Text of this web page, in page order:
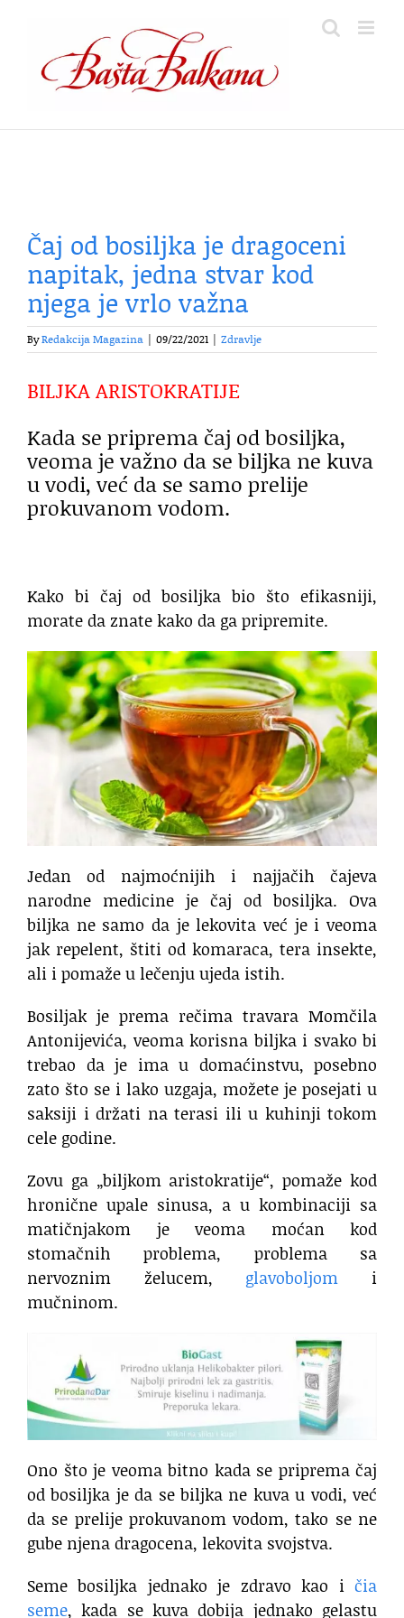
content
Čaj od bosiljka je dragoceni
napitak, jedna stvar kod
njega je vrlo važna
ByRedakcija Magazina 09/22/2021 Zdravlje
BILJKA ARISTOKRATIJE
Kada se priprema čaj od bosiljka,
veoma je važno da se biljka ne kuva
u vodi, već da se samo prelije
prokuvanom vodom.
Kako bi čaj od bosiljka bio što efikasniji,
morate da znate kako da ga pripremite.
Jedan od najmoćnijih i najjačih čajeva
narodne medicine je čaj od bosiljka. Ova
biljka ne samo da je lekovita već je i veoma
jak repelent, štiti od komaraca, tera insekte,
ali i pomaže u lečenju ujeda istih.
Bosiljak je prema rečima travara Momčila
Antonijevića, veoma korisna biljka i svako bi
trebao da je ima u domaćinstvu, posebno
zato što se i lako uzgaja, možete je posejati u
saksiji i držati na terasi ili u kuhinji tokom
cele godine.
Zovu ga „biljkom aristokratije“, pomaže kod
hronične upale sinusa, a u kombinaciji sa
matičnjakom je veoma moćan kod
stomačnih problema, problema sa
nervoznim želucem, glavoboljom i
mučninom.
Ono što je veoma bitno kada se priprema čaj
od bosiljka je da se biljka ne kuva u vodi, već
da se prelije prokuvanom vodom, tako se ne
gube njena dragocena, lekovita svojstva.
Seme bosiljka jednako je zdravo kao i čia
seme, kada se kuva dobija jednako gelastu